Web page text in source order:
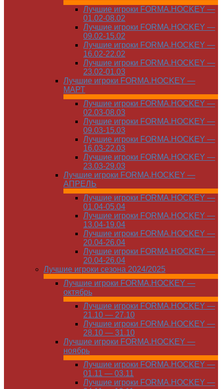
Лучшие игроки FORMA.HOCKEY —
01.02-08.02
Лучшие игроки FORMA.HOCKEY —
09.02-15.02
Лучшие игроки FORMA.HOCKEY —
16.02-22.02
Лучшие игроки FORMA.HOCKEY —
23.02-01.03
Лучшие игроки FORMA.HOCKEY —
МАРТ
Лучшие игроки FORMA.HOCKEY —
02.03-08.03
Лучшие игроки FORMA.HOCKEY —
09.03-15.03
Лучшие игроки FORMA.HOCKEY —
16.03-22.03
Лучшие игроки FORMA.HOCKEY —
23.03-29.03
Лучшие игроки FORMA.HOCKEY —
АПРЕЛЬ
Лучшие игроки FORMA.HOCKEY —
01.04-05.04
Лучшие игроки FORMA.HOCKEY —
13.04-19.04
Лучшие игроки FORMA.HOCKEY —
20.04-26.04
Лучшие игроки FORMA.HOCKEY —
20.04-26.04
Лучшие игроки сезона 2024/2025
Лучшие игроки FORMA.HOCKEY —
октябрь
Лучшие игроки FORMA.HOCKEY —
21.10 — 27.10
Лучшие игроки FORMA.HOCKEY —
28.10 — 31.10
Лучшие игроки FORMA.HOCKEY —
ноябрь
Лучшие игроки FORMA.HOCKEY —
01.11 — 03.11
Лучшие игроки FORMA.HOCKEY —